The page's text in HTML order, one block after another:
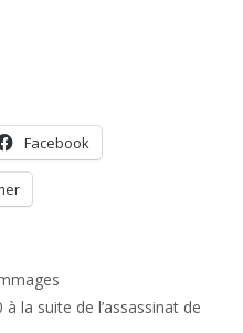
Facebook
la suite de l’assassinat de